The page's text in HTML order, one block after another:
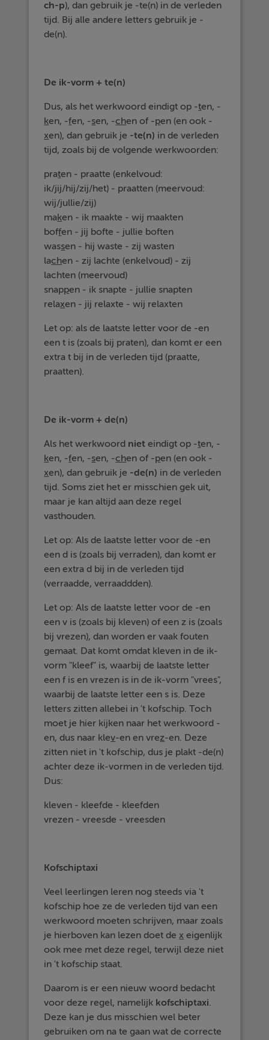
ch-p), dan gebruik je -te(n) in de verleden
tijd. Bij alle andere letters gebruik je -
de(n).
De ik-vorm + te(n)
Dus, als het werkwoord eindigt op -ten, -
ken, -fen, -sen, -chen of -pen (en ook -
xen), dan gebruik je -te(n) in de verleden
tijd, zoals bij de volgende werkwoorden:
praten - praatte (enkelvoud:
ik/jij/hij/zij/het) - praatten (meervoud:
wij/jullie/zij)
maken - ik maakte - wij maakten
boffen - jij bofte - jullie boften
wassen - hij waste - zij wasten
lachen - zij lachte (enkelvoud) - zij
lachten (meervoud)
snappen - ik snapte - jullie snapten
relaxen - jij relaxte - wij relaxten
Let op: als de laatste letter voor de -en
een t is (zoals bij praten), dan komt er een
extra t bij in de verleden tijd (praatte,
praatten).
De ik-vorm + de(n)
Als het werkwoord niet eindigt op -ten, -
ken, -fen, -sen, -chen of -pen (en ook -
xen), dan gebruik je -de(n) in de verleden
tijd. Soms ziet het er misschien gek uit,
maar je kan altijd aan deze regel
vasthouden.
Let op: Als de laatste letter voor de -en
een d is (zoals bij verraden), dan komt er
een extra d bij in de verleden tijd
(verraadde, verraaddden).
Let op: Als de laatste letter voor de -en
een v is (zoals bij kleven) of een z is (zoals
bij vrezen), dan worden er vaak fouten
gemaat. Dat komt omdat kleven in de ik-
vorm "kleef" is, waarbij de laatste letter
een f is en vrezen is in de ik-vorm "vrees",
waarbij de laatste letter een s is. Deze
letters zitten allebei in 't kofschip. Toch
moet je hier kijken naar het werkwoord -
en, dus naar klev-en en vrez-en. Deze
zitten niet in 't kofschip, dus je plakt -de(n)
achter deze ik-vormen in de verleden tijd.
Dus:
kleven - kleefde - kleefden
vrezen - vreesde - vreesden
Kofschiptaxi
Veel leerlingen leren nog steeds via 't
kofschip hoe ze de verleden tijd van een
werkwoord moeten schrijven, maar zoals
je hierboven kan lezen doet dex eigenlijk
ook mee met deze regel, terwijl deze niet
in 't kofschip staat.
Daarom is er een nieuw woord bedacht
voor deze regel, namelijk kofschiptaxi.
Deze kan je dus misschien wel beter
gebruiken om na te gaan wat de correcte